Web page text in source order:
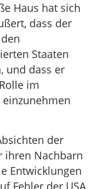
Haus hat sich
dass der
Staaten
und dass er
im
der
ihren Nachbarn
Entwicklungen
Fehler der USA